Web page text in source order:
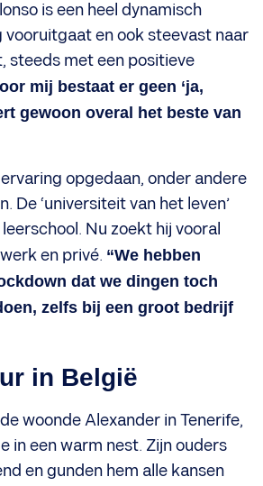
is een heel dynamisch
vooruitgaat en ook steevast naar
steeds met een positieve
mij bestaat er geen ‘ja,
gewoon overal het beste van
opgedaan, onder andere
De ‘universiteit van het leven’
Nu zoekt hij vooral
en privé. “We hebben
dat we dingen toch
zelfs bij een groot bedrijf
in België
woonde Alexander in Tenerife,
in een warm nest. Zijn ouders
en gunden hem alle kansen